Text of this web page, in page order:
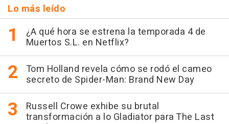
Lo más leído
¿A qué hora se estrena la temporada 4 de
Muertos S.L. en Netflix?
Tom Holland revela cómo se rodó el cameo
secreto de Spider-Man: Brand New Day
Russell Crowe exhibe su brutal
transformación a lo Gladiator para The Last